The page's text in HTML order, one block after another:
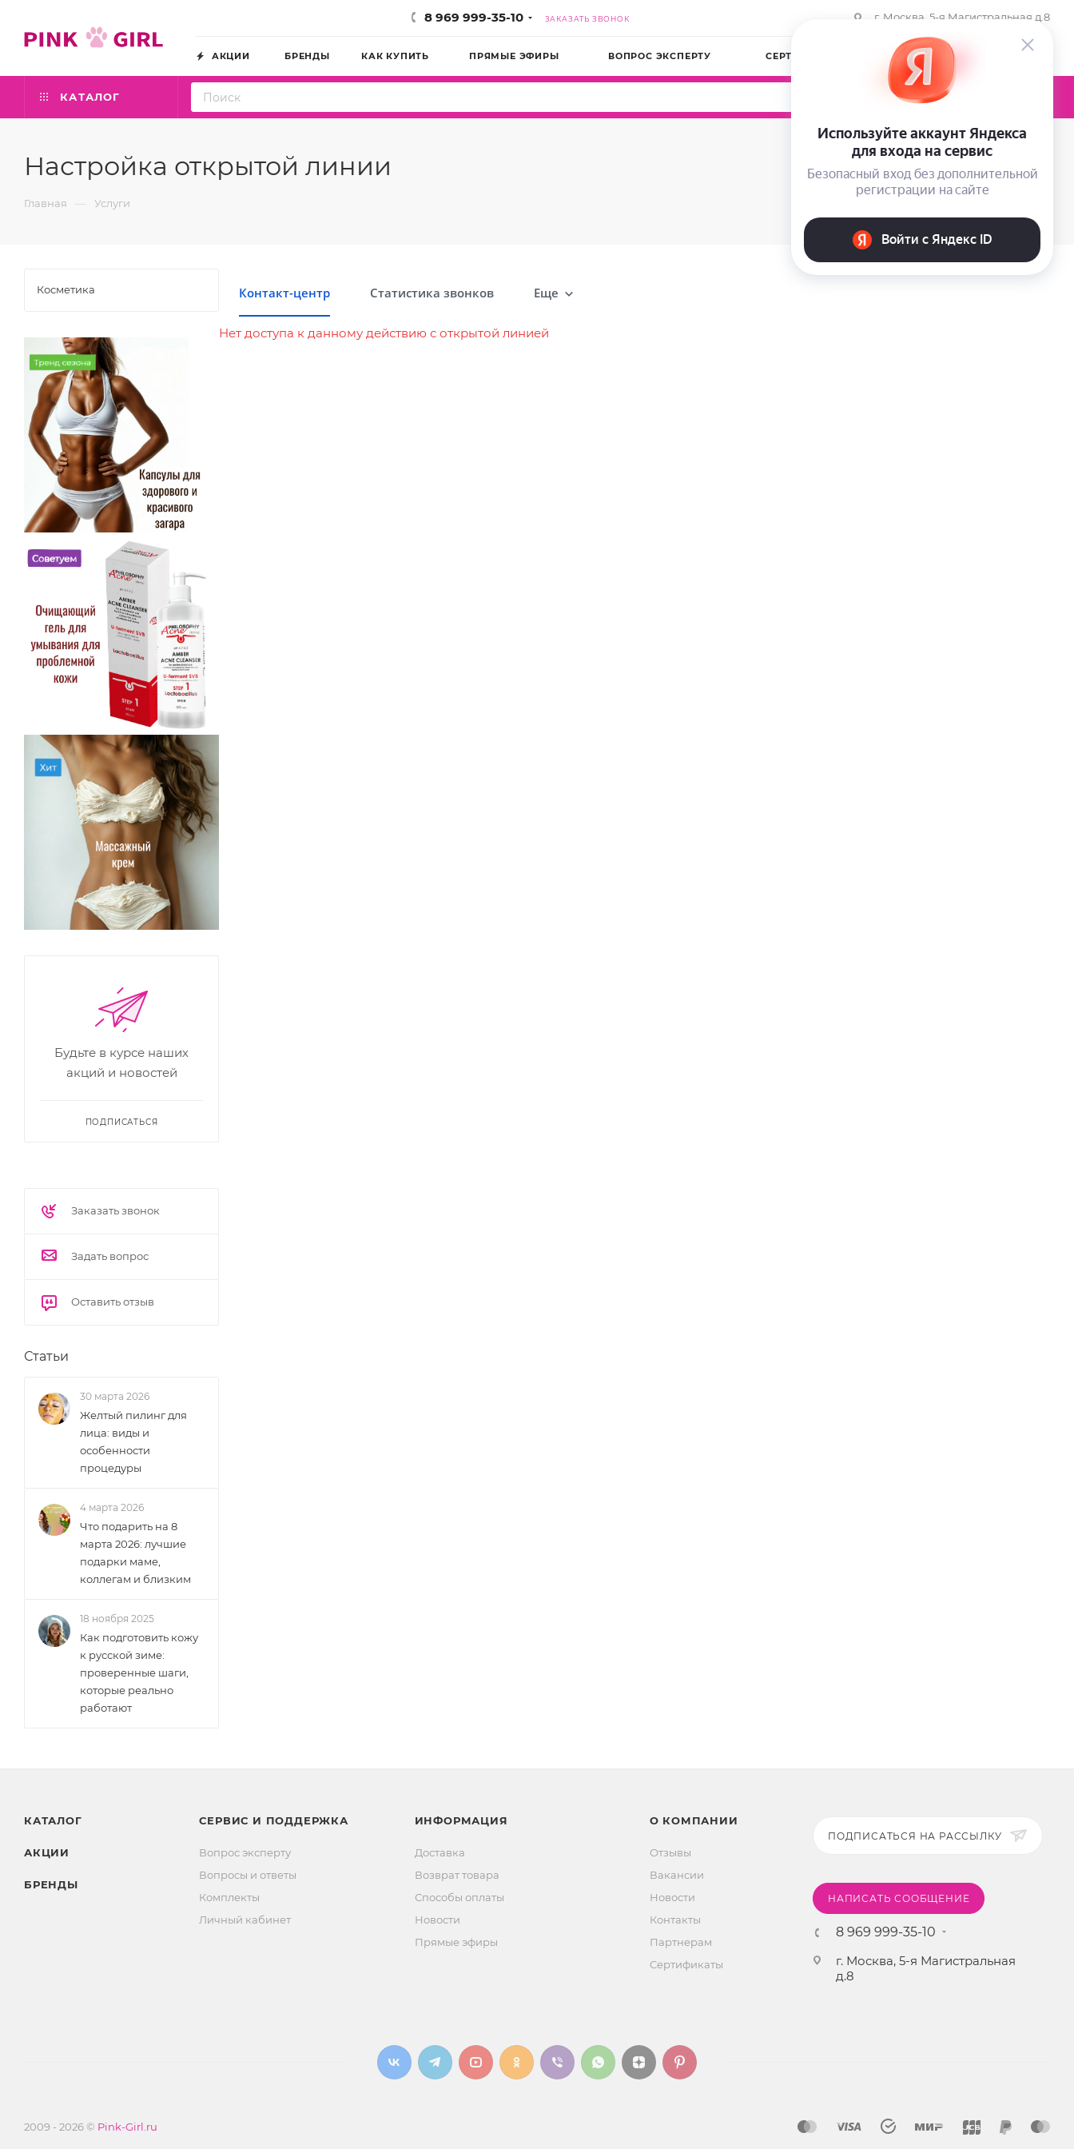
8 969 999-35-10 ЗАКАЗАТЬ ЗВОНОК г. Москва, 5-я Магистральная д.8
АКЦИИ БРЕНДЫ КАК КУПИТЬ ПРЯМЫЕ ЭФИРЫ ВОПРОС ЭКСПЕРТУ СЕРТИФИКАТЫ КОМПАНИЯ
КАТАЛОГ 0
Настройка открытой линии
Главная — Услуги
Контакт-центр Статистика звонков Еще
Нет доступа к данному действию с открытой линией
Косметика
Будьте в курсе наших
акций и новостей
ПОДПИСАТЬСЯ
Заказать звонок
Задать вопрос
Оставить отзыв
Статьи
30 марта 2026
Желтый пилинг для
лица: виды и
особенности
процедуры
4 марта 2026
Что подарить на 8
марта 2026: лучшие
подарки маме,
коллегам и близким
18 ноября 2025
Как подготовить кожу
к русской зиме:
проверенные шаги,
которые реально
работают
КАТАЛОГ
АКЦИИ
БРЕНДЫ
СЕРВИС И ПОДДЕРЖКА
Вопрос эксперту
Вопросы и ответы
Комплекты
Личный кабинет
ИНФОРМАЦИЯ
Доставка
Возврат товара
Способы оплаты
Новости
Прямые эфиры
О КОМПАНИИ
Отзывы
Вакансии
Новости
Контакты
Партнерам
Сертификаты
ПОДПИСАТЬСЯ НА РАССЫЛКУ
НАПИСАТЬ СООБЩЕНИЕ
8 969 999-35-10
г. Москва, 5-я Магистральная
д.8
2009 - 2026 © Pink-Girl.ru